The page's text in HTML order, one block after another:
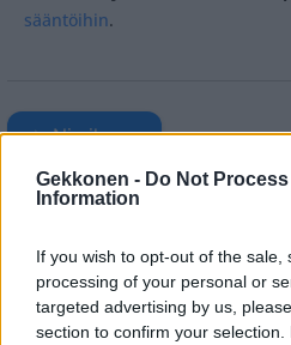
Gekkonen - Do Not
Information
If you wish to opt-out of the
processing of your personal or
targeted advertising by us,
section to confirm your
sääntöihin.
✨ Nimikone